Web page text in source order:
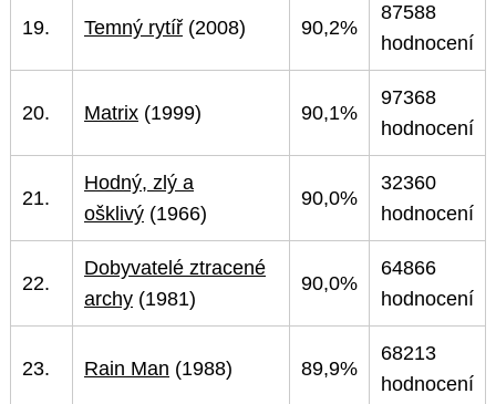
19. Temný rytíř (2008) 90,2%
87588
hodnocení
20. Matrix (1999) 90,1%
97368
hodnocení
21.
Hodný, zlý a
ošklivý (1966)
90,0%
32360
hodnocení
22.
Dobyvatelé ztracené
archy (1981)
90,0%
64866
hodnocení
23. Rain Man (1988) 89,9%
68213
hodnocení